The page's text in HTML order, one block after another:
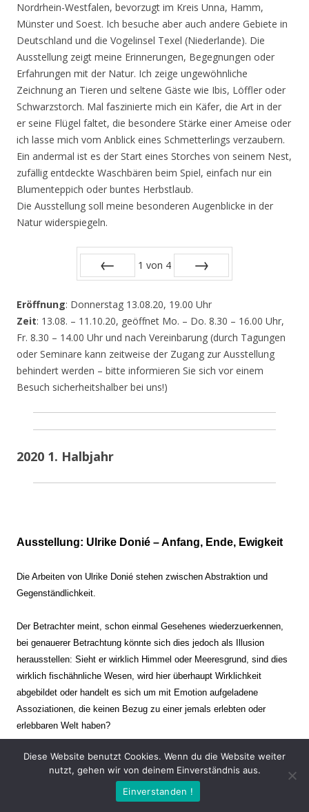
Nordrhein-Westfalen, bevorzugt im Kreis Unna, Hamm,
Münster und Soest. Ich besuche aber auch andere Gebiete in
Deutschland und die Vogelinsel Texel (Niederlande). Die
Ausstellung zeigt meine Erinnerungen, Begegnungen oder
Erfahrungen mit der Natur. Ich zeige ungewöhnliche
Zeichnung an Tieren und seltene Gäste wie Ibis, Löffler oder
Schwarzstorch. Mal faszinierte mich ein Käfer, die Art in der
er seine Flügel faltet, die besondere Stärke einer Ameise oder
ich lasse mich vom Anblick eines Schmetterlings verzaubern.
Ein andermal ist es der Start eines Storches von seinem Nest,
zufällig entdeckte Waschbären beim Spiel, einfach nur ein
Blumenteppich oder buntes Herbstlaub.
Die Ausstellung soll meine besonderen Augenblicke in der
Natur widerspiegeln.
1 von 4
Eröffnung: Donnerstag 13.08.20, 19.00 Uhr
Zeit: 13.08. – 11.10.20, geöffnet Mo. – Do. 8.30 – 16.00 Uhr,
Fr. 8.30 – 14.00 Uhr und nach Vereinbarung (durch Tagungen
oder Seminare kann zeitweise der Zugang zur Ausstellung
behindert werden – bitte informieren Sie sich vor einem
Besuch sicherheitshalber bei uns!)
2020 1. Halbjahr
Ausstellung: Ulrike Donié – Anfang, Ende, Ewigkeit
Die Arbeiten von Ulrike Donié stehen zwischen Abstraktion und
Gegenständlichkeit.
Der Betrachter meint, schon einmal Gesehenes wiederzuerkennen,
bei genauerer Betrachtung könnte sich dies jedoch als Illusion
herausstellen: Sieht er wirklich Himmel oder Meeresgrund, sind dies
wirklich fischähnliche Wesen, wird hier überhaupt Wirklichkeit
abgebildet oder handelt es sich um mit Emotion aufgeladene
Assoziationen, die keinen Bezug zu einer jemals erlebten oder
erlebbaren Welt haben?
Verharren und Dynamik stehen sich dabei gegenüber. Zeit steht still
oder verrinnt im Nu. Es soll dabei eine Spannung, auch farblich, bis
zur Schmerzgrenze erzeugt werden. Die Arbeiten stellen ambivalente
Diese Website benutzt Cookies. Wenn du die Website weiter
nutzt, gehen wir von deinem Einverständnis aus.
Einverstanden !